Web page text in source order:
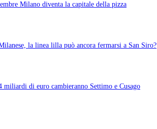
Milano diventa la capitale della pizza
la linea lilla può ancora fermarsi a San Siro?
miliardi di euro cambieranno Settimo e Cusago